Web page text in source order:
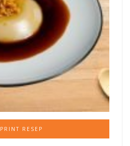
PRINT RESEP